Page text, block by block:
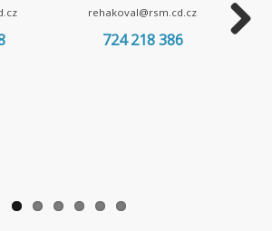
rehakoval@rsm.cd.cz
724 218 386